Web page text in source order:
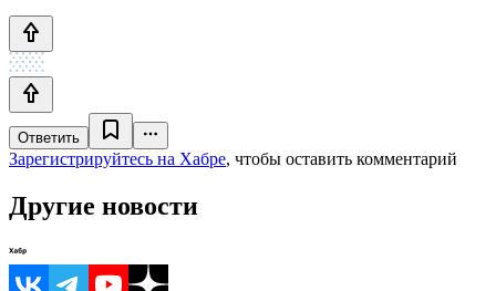
Ответить
Зарегистрируйтесь на Хабре, чтобы оставить комментарий
Другие новости